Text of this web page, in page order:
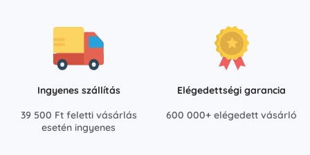
Ingyenes szállítás
39 500 Ft feletti vásárlás
esetén ingyenes
Elégedettségi garancia
600 000+ elégedett vásárló